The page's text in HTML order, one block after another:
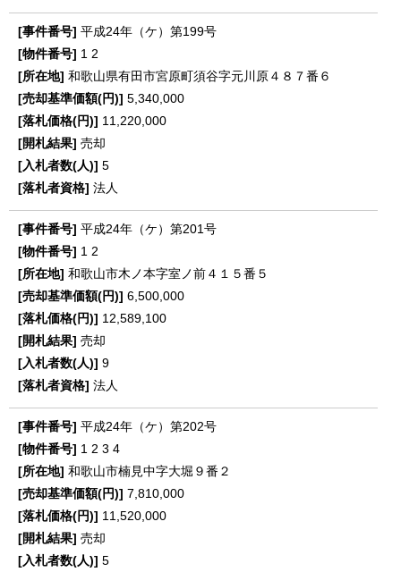
平成24年（ケ）第199号
1 2
和歌山県有田市宮原町須谷字元川原４８７番６
5,340,000
11,220,000
売却
5
法人
平成24年（ケ）第201号
1 2
和歌山市木ノ本字室ノ前４１５番５
6,500,000
12,589,100
売却
9
法人
平成24年（ケ）第202号
1 2 3 4
和歌山市楠見中字大堀９番２
7,810,000
11,520,000
売却
5